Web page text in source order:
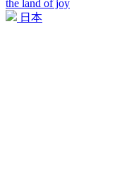
the land of joy
日本